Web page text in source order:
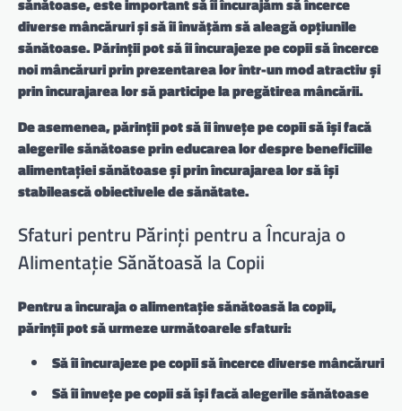
sănătoase, este important să îi încurajăm să încerce
diverse mâncăruri și să îi învățăm să aleagă opțiunile
sănătoase. Părinții pot să îi încurajeze pe copii să încerce
noi mâncăruri prinprezentarea lor într-un mod atractivși
prinîncurajarea lor să participe la pregătirea mâncării.
De asemenea, părinții pot să îi învețe pe copii să își facă
alegerile sănătoase prineducarea lor despre beneficiile
alimentației sănătoaseși prinîncurajarea lor să își
stabilească obiectivele de sănătate.
Sfaturi pentru Părinți pentru a Încuraja o
Alimentație Sănătoasă la Copii
Pentru a încuraja o alimentație sănătoasă la copii,
părinții pot să urmeze următoarele sfaturi:
Să îi încurajeze pe copii să încerce diverse mâncăruri
Să îi învețe pe copii să își facă alegerile sănătoase